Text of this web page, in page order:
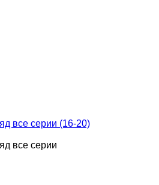
все серии (16-20)
все серии